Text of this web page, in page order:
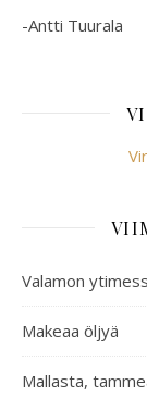
-Antti Tuurala
Valamon
Makeaa öljyä
Mallasta,